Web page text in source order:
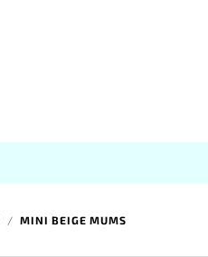
/ MINI BEIGE MUMS